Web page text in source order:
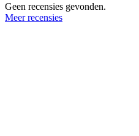
Geen recensies gevonden.
Meer recensies